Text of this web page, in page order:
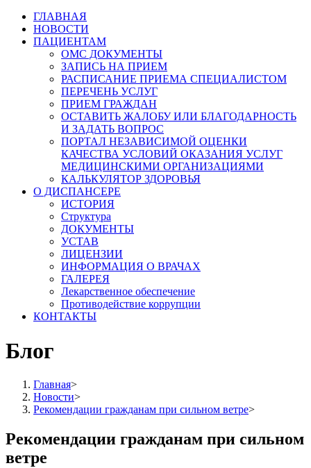
ГЛАВНАЯ
НОВОСТИ
ПАЦИЕНТАМ
ОМС ДОКУМЕНТЫ
ЗАПИСЬ НА ПРИЕМ
РАСПИСАНИЕ ПРИЕМА СПЕЦИАЛИСТОМ
ПЕРЕЧЕНЬ УСЛУГ
ПРИЕМ ГРАЖДАН
ОСТАВИТЬ ЖАЛОБУ ИЛИ БЛАГОДАРНОСТЬ
И ЗАДАТЬ ВОПРОС
ПОРТАЛ НЕЗАВИСИМОЙ ОЦЕНКИ
КАЧЕСТВА УСЛОВИЙ ОКАЗАНИЯ УСЛУГ
МЕДИЦИНСКИМИ ОРГАНИЗАЦИЯМИ
КАЛЬКУЛЯТОР ЗДОРОВЬЯ
О ДИСПАНСЕРЕ
ИСТОРИЯ
Структура
ДОКУМЕНТЫ
УСТАВ
ЛИЦЕНЗИИ
ИНФОРМАЦИЯ О ВРАЧАХ
ГАЛЕРЕЯ
Лекарственное обеспечение
Противодействие коррупции
КОНТАКТЫ
Блог
Главная>
Новости>
Рекомендации гражданам при сильном ветре>
Рекомендации гражданам при сильном
ветре